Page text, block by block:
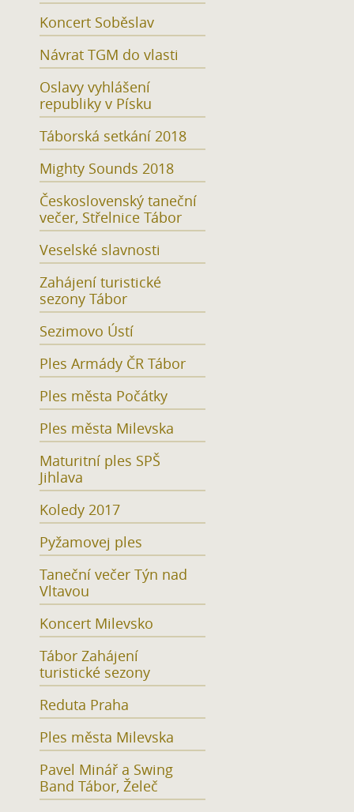
Koncert Soběslav
Návrat TGM do vlasti
Oslavy vyhlášení
republiky v Písku
Táborská setkání 2018
Mighty Sounds 2018
Československý taneční
večer, Střelnice Tábor
Veselské slavnosti
Zahájení turistické
sezony Tábor
Sezimovo Ústí
Ples Armády ČR Tábor
Ples města Počátky
Ples města Milevska
Maturitní ples SPŠ
Jihlava
Koledy 2017
Pyžamovej ples
Taneční večer Týn nad
Vltavou
Koncert Milevsko
Tábor Zahájení
turistické sezony
Reduta Praha
Ples města Milevska
Pavel Minář a Swing
Band Tábor, Želeč